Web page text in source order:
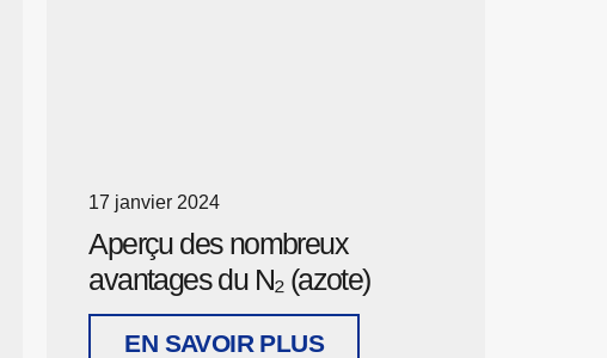
17 janvier 2024
Aperçu des nombreux
avantages du N₂ (azote)
EN SAVOIR PLUS